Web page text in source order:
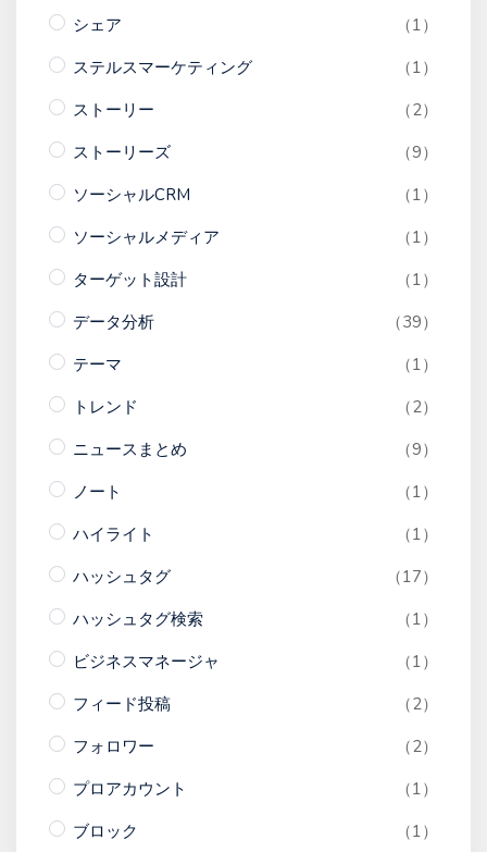
シェア
（1）
ステルスマーケティング
（1）
ストーリー
（2）
ストーリーズ
（9）
ソーシャルCRM
（1）
ソーシャルメディア
（1）
ターゲット設計
（1）
データ分析
（39）
テーマ
（1）
トレンド
（2）
ニュースまとめ
（9）
ノート
（1）
ハイライト
（1）
ハッシュタグ
（17）
ハッシュタグ検索
（1）
ビジネスマネージャ
（1）
フィード投稿
（2）
フォロワー
（2）
プロアカウント
（1）
ブロック
（1）